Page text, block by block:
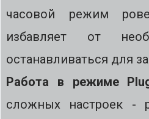
часовой режим
избавляет от
останавливаться для
Работа в режиме
сложных настроек -